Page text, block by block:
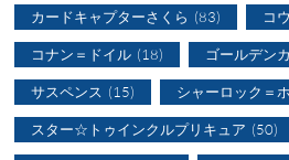
カードキャプターさくら (83) コ
コナン＝ドイル (18) ゴールデン
サスペンス (15) シャーロック＝
スター☆トゥインクルプリキュア (50)